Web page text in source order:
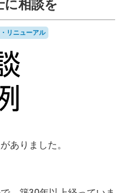
に相談を
リニューアル
ありました。